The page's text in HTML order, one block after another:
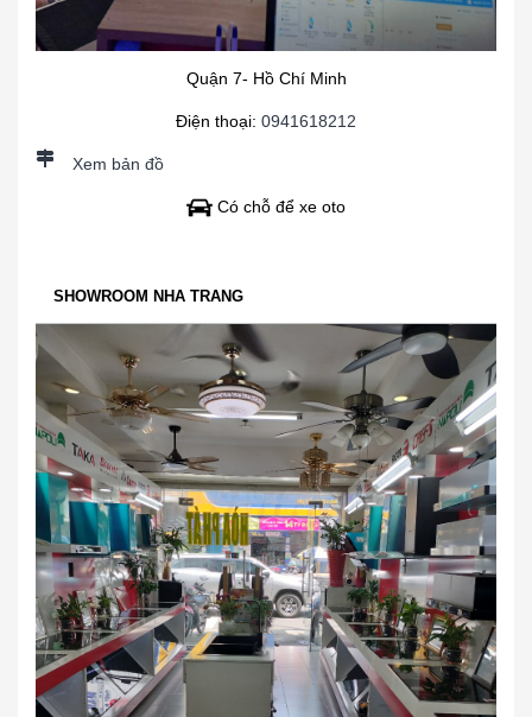
Quận 7- Hồ Chí Minh
Điện thoại: 0941618212
Xem bản đồ
Có chỗ để xe oto
SHOWROOM NHA TRANG